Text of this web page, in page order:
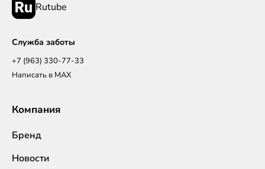
Rutube
Служба заботы
+7 (963) 330-77-33
Написать в MAX
Компания
Бренд
Новости